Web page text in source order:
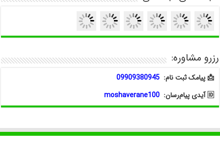
رزرو مشاوره:
📩 پیامک ثبت نام:09909380945
🆔 آیدی پیام‌رسان:
moshaverane100